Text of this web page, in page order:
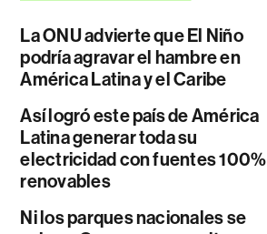
La ONU advierte que El Niño
podría agravar el hambre en
América Latina y el Caribe
Así logró este país de América
Latina generar toda su
electricidad con fuentes 100%
renovables
Ni los parques nacionales se